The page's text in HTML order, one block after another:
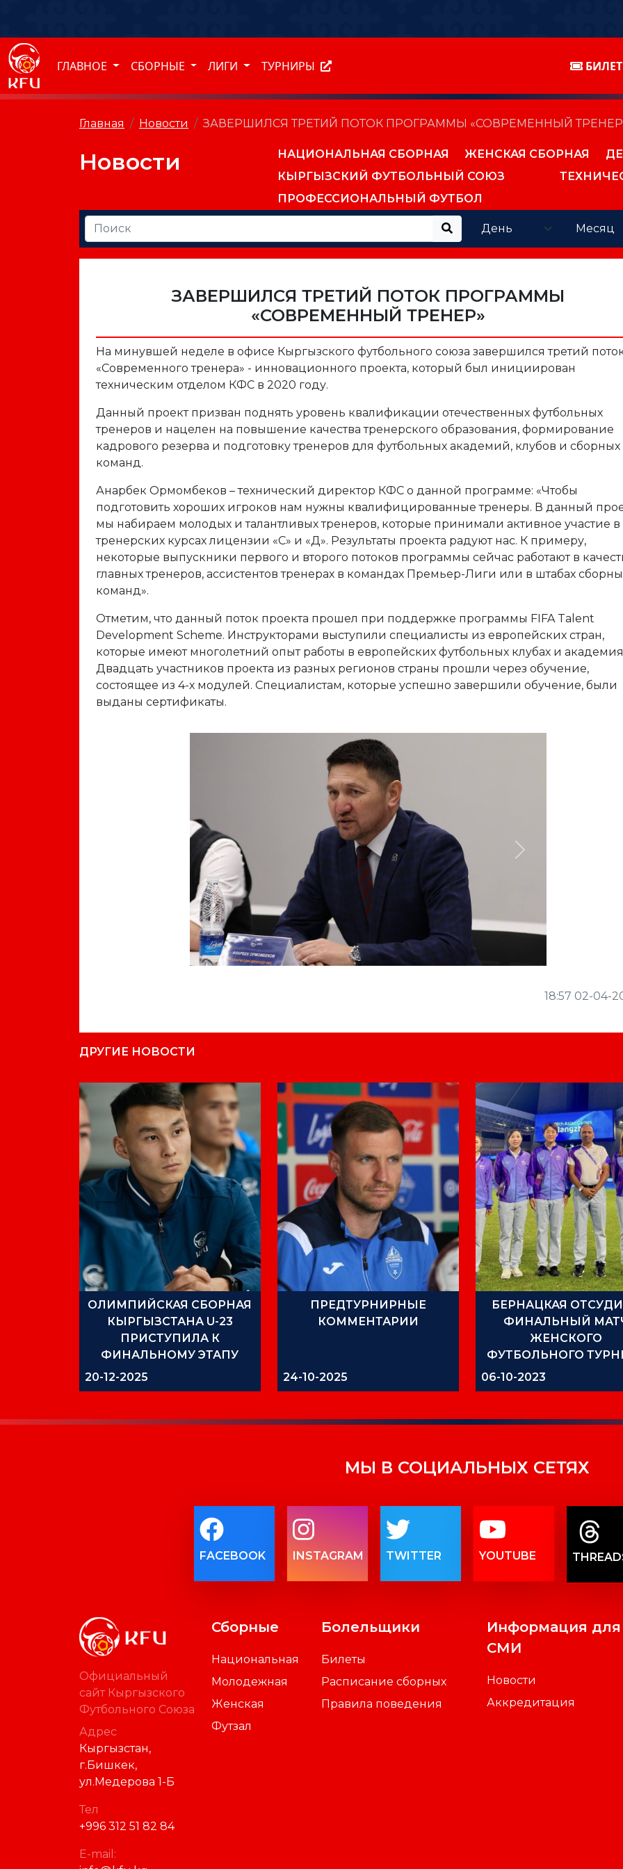
ГЛАВНОЕ СБОРНЫЕ ЛИГИ ТУРНИРЫ
Главная Новости ЗАВЕРШИЛСЯ ТРЕТИЙ ПОТОК ПРОГРАММЫ «СОВРЕМЕННЫЙ
Новости НАЦИОНАЛЬНАЯ СБОРНАЯ ЖЕНСКАЯ СБОРНАЯ
КЫРГЫЗСКИЙ ФУТБОЛЬНЫЙ СОЮЗ
ПРОФЕССИОНАЛЬНЫЙ ФУТБОЛ
ЗАВЕРШИЛСЯ ТРЕТИЙ ПОТОК ПРОГРАММЫ
«СОВРЕМЕННЫЙ ТРЕНЕР»
На минувшей неделе в офисе Кыргызского футбольного союза завершился третий
«Современного тренера» - инновационного проекта, который был инициирован
техническим отделом КФС в 2020 году.
Данный проект призван поднять уровень квалификации отечественных футбольных
тренеров и нацелен на повышение качества тренерского образования, формирование
кадрового резерва и подготовку тренеров для футбольных академий, клубов и сборных
команд.
Анарбек Ормомбеков – технический директор КФС о данной программе: «Чтобы
подготовить хороших игроков нам нужны квалифицированные тренеры. В данный
мы набираем молодых и талантливых тренеров, которые принимали активное участие в
тренерских курсах лицензии «С» и «Д». Результаты проекта радуют нас. К примеру,
некоторые выпускники первого и второго потоков программы сейчас работают в
главных тренеров, ассистентов тренерах в командах Премьер-Лиги или в штабах
команд».
Отметим, что данный поток проекта прошел при поддержке программы FIFA Talent
Development Scheme. Инструкторами выступили специалисты из европейских стран,
которые имеют многолетний опыт работы в европейских футбольных клубах и
Двадцать участников проекта из разных регионов страны прошли через обучение,
состоящее из 4-х модулей. Специалистам, которые успешно завершили обучение, были
выданы сертификаты.
Previous Next
18:57 02-04-
ДРУГИЕ НОВОСТИ
ОЛИМПИЙСКАЯ СБОРНАЯ
КЫРГЫЗСТАНА U-23
ПРИСТУПИЛА К
ФИНАЛЬНОМУ ЭТАПУ
ПОДГОТОВКИ К КУБКУ
АЗИИ U-23
20-12-2025
ПРЕДТУРНИРНЫЕ
КОММЕНТАРИИ
24-10-2025
БЕРНАЦКАЯ
ФИНАЛЬНЫЙ
ЖЕНСКОГО
ФУТБОЛЬНОГО
АЗИАТСКИХ ИГР
06-10-2023
МЫ В СОЦИАЛЬНЫХ СЕТЯХ
FACEBOOK INSTAGRAM TWITTER YOUTUBE
Официальный
сайт Кыргызского
Футбольного Союза
Адрес
Кыргызстан,
г.Бишкек,
ул.Медерова 1-Б
Тел
+996 312 51 82 84
E-mail:
Сборные
Национальная
Молодежная
Женская
Футзал
Болельщики
Билеты
Расписание сборных
Правила поведения
Информация для
СМИ
Новости
Аккредитация